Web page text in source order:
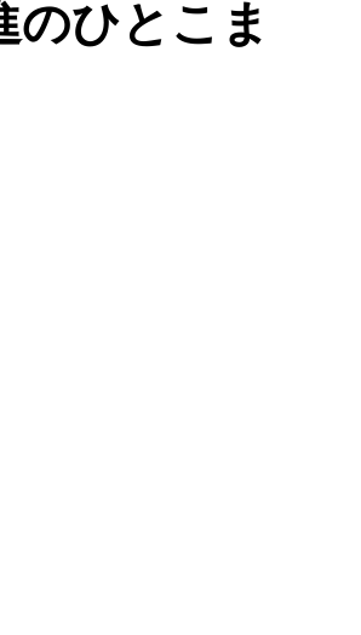
のひとこま